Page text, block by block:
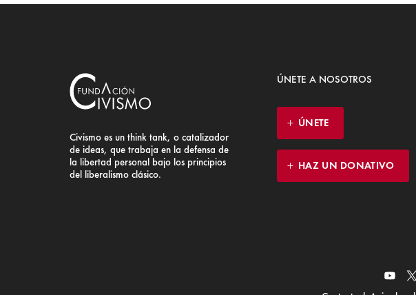
Civismo es un think tank, o catalizador
de ideas, que trabaja en la defensa de
la libertad personal bajo los principios
del liberalismo clásico.
ÚNETE A NOSOTROS
ÚNETE
HAZ UN DONATIVO